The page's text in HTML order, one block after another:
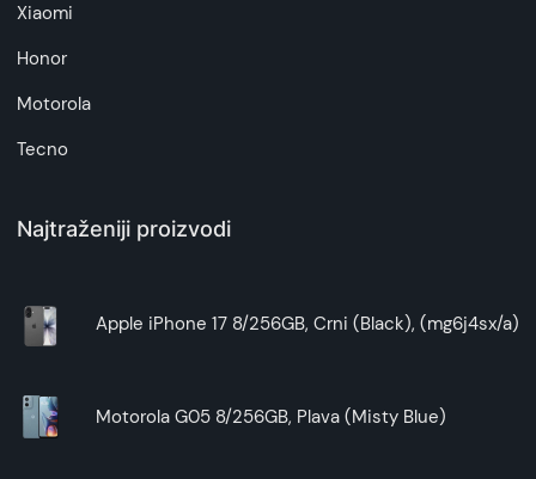
Xiaomi
Honor
Motorola
Tecno
Najtraženiji proizvodi
Apple iPhone 17 8/256GB, Crni (Black), (mg6j4sx/a)
Motorola G05 8/256GB, Plava (Misty Blue)